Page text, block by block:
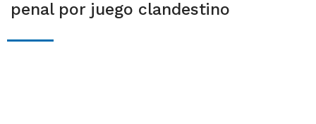
penal por juego clandestino